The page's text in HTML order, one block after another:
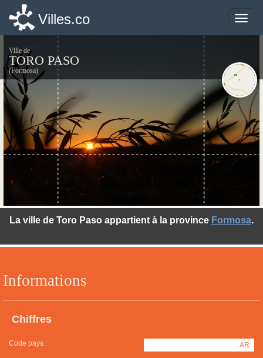
Toggle
Villes.co
Ville de
TORO PASO
(Formosa)
Informations
Chiffres
Code pays : AR
La ville de Toro Paso appartient à la province Formosa.
Toggle
Villes.co